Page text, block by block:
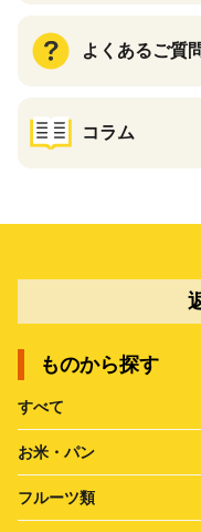
よくあるご質
コラム
ものから探す
すべて
お米・パン
フルーツ類